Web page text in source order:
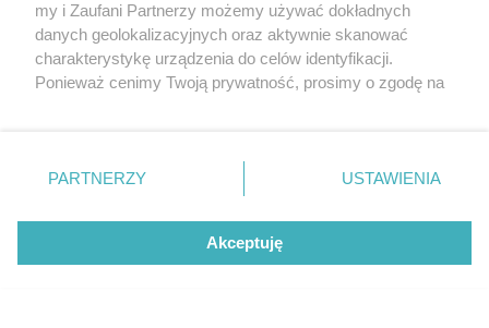
Nasze serwisy
Aktualności
Tcz24
Historia miasta
Muzyka i kultura
Archiwum wydarzeń
Zdjęcia miasta
my i Zaufani Partnerzy możemy używać dokładnych
danych geolokalizacyjnych oraz aktywnie skanować
charakterystykę urządzenia do celów identyfikacji.
Ponieważ cenimy Twoją prywatność, prosimy o zgodę na
znajdujący się w lewym dolnym rogu strony
. Niektóre
przetwarzaniu. Preferencje będą miały zastosowania tylko
PARTNERZY USTAWIENIA
Akceptuję